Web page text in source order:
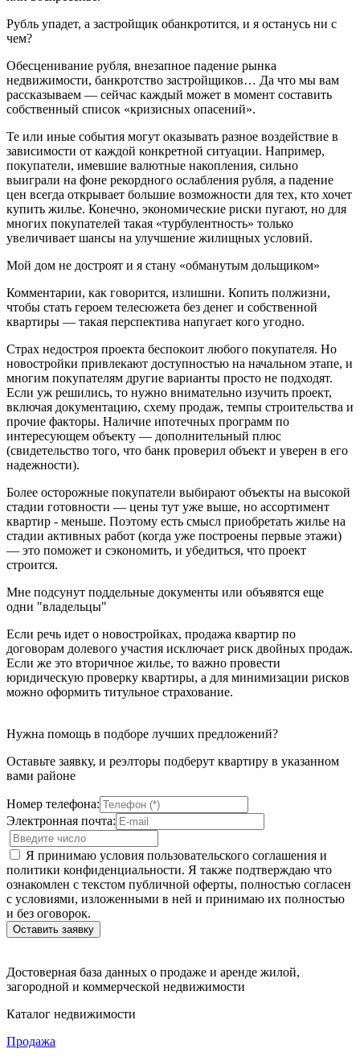
Рубль упадет, а застройщик обанкротится, и я останусь ни с
чем?
Обесценивание рубля, внезапное падение рынка
недвижимости, банкротство застройщиков… Да что мы вам
рассказываем — сейчас каждый может в момент составить
собственный список «кризисных опасений».
Те или иные события могут оказывать разное воздействие в
зависимости от каждой конкретной ситуации. Например,
покупатели, имевшие валютные накопления, сильно
выиграли на фоне рекордного ослабления рубля, а падение
цен всегда открывает большие возможности для тех, кто хочет
купить жилье. Конечно, экономические риски пугают, но для
многих покупателей такая «турбулентность» только
увеличивает шансы на улучшение жилищных условий.
Мой дом не достроят и я стану «обманутым дольщиком»
Комментарии, как говорится, излишни. Копить полжизни,
чтобы стать героем телесюжета без денег и собственной
квартиры — такая перспектива напугает кого угодно.
Страх недостроя проекта беспокоит любого покупателя. Но
новостройки привлекают доступностью на начальном этапе, и
многим покупателям другие варианты просто не подходят.
Если уж решились, то нужно внимательно изучить проект,
включая документацию, схему продаж, темпы строительства и
прочие факторы. Наличие ипотечных программ по
интересующем объекту — дополнительный плюс
(свидетельство того, что банк проверил объект и уверен в его
надежности).
Более осторожные покупатели выбирают объекты на высокой
стадии готовности — цены тут уже выше, но ассортимент
квартир - меньше. Поэтому есть смысл приобретать жилье на
стадии активных работ (когда уже построены первые этажи)
— это поможет и сэкономить, и убедиться, что проект
строится.
Мне подсунут поддельные документы или объявятся еще
одни "владельцы"
Если речь идет о новостройках, продажа квартир по
договорам долевого участия исключает риск двойных продаж.
Если же это вторичное жилье, то важно провести
юридическую проверку квартиры, а для минимизации рисков
можно оформить титульное страхование.
Нужна помощь в подборе лучших предложений?
Оставьте заявку, и реэлторы подберут квартиру в указанном
вами районе
Номер телефона:
Электронная почта:
Я принимаю условия пользовательского соглашения и
политики конфиденциальности. Я также подтверждаю что
ознакомлен с текстом публичной оферты, полностью согласен
с условиями, изложенными в ней и принимаю их полностью
и без оговорок.
Достоверная база данных о продаже и аренде жилой,
загородной и коммерческой недвижимости
Каталог недвижимости
Продажа